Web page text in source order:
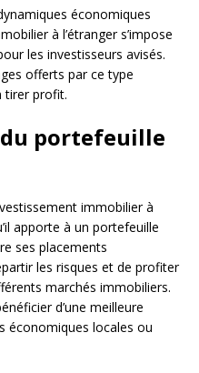
économiques
à l’étranger s’impose
les investisseurs avisés.
offerts par ce type
tirer profit.
portefeuille
immobilier à
apporte à un portefeuille
ses placements
les risques et de profiter
marchés immobiliers.
d’une meilleure
économiques locales ou